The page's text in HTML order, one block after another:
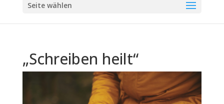
Seite wählen
„Schreiben heilt“